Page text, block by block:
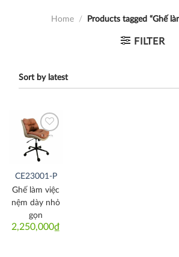
Home / Products tagged “Ghế
FILTER
Thích
CE23001-P
2,250,000₫
Ghế làm việc
nệm dày nhỏ
gọn